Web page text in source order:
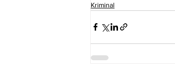
Kriminal